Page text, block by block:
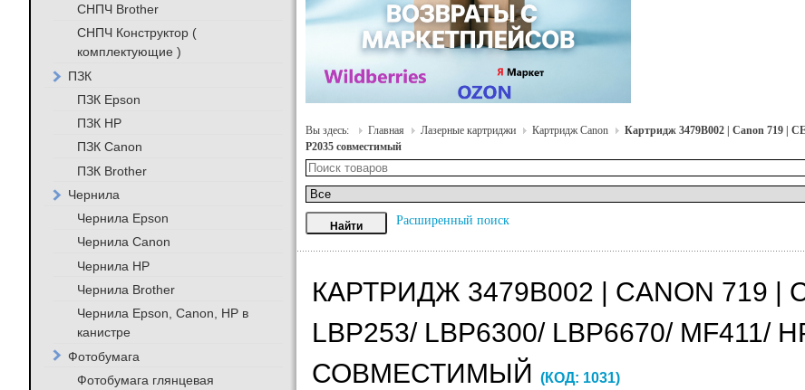
Вы здесь: Главная Лазерные картриджи Картридж Canon
Картридж 3479B002 | Canon 719 |
P2035 совместимый
Расширенный поиск
КАРТРИДЖ 3479B002 | CANON 719 |
LBP253/ LBP6300/ LBP6670/ MF411/
СОВМЕСТИМЫЙ (КОД: 1031)
СНПЧ Brother
СНПЧ Конструктор (
комплектующие )
ПЗК
ПЗК Epson
ПЗК HP
ПЗК Canon
ПЗК Brother
Чернила
Чернила Epson
Чернила Canon
Чернила HP
Чернила Brother
Чернила Epson, Canon, HP в
канистре
Фотобумага
Фотобумага глянцевая